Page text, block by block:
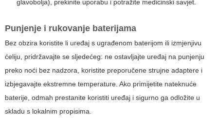
glavobolja), prekinite uporabu i potražite medicinski savjet.
Punjenje i rukovanje baterijama
Bez obzira koristite li uređaj s ugrađenom baterijom ili izmjenjivu
ćeliju, pridržavajte se sljedećeg: ne ostavljajte uređaj na punjenju
preko noći bez nadzora, koristite preporučene strujne adaptere i
izbjegavajte ekstremne temperature. Ako primijetite nateknuće
baterije, odmah prestanite koristiti uređaj i sigurno ga odložite u
skladu s lokalnim propisima.